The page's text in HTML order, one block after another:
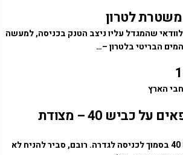
לטרון
לוודאי שהמגדל עליו ניצב הטנק בכניסה, למעשה
הבריטי בלטרון –…
משטרת קטרה | מצודת הרפאים על כביש 40 – מצודת
מדי יום חולפים רבבות כלי רכב על כביש 40 בסמוך לכניסה לגדרה. רובם, סביר להניח לא